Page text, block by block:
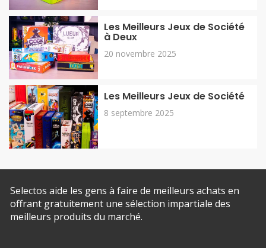
20 novembre 2025
8 septembre 2025
Selectos aide les gens à faire de meilleurs achats en
offrant gratuitement une sélection impartiale des
meilleurs produits du marché.